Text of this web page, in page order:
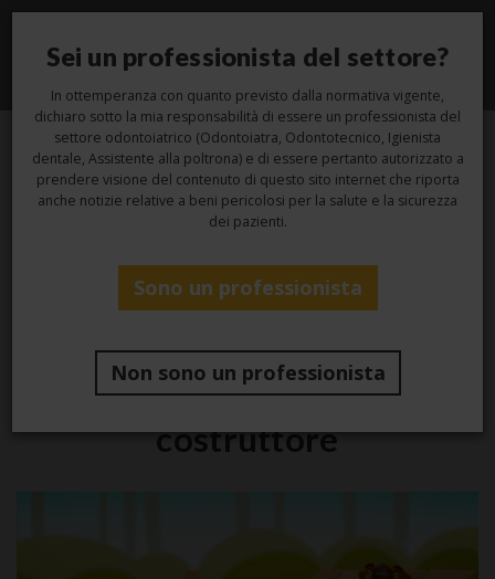
Toggle
23
Ago
Igiene,Laboratorio,Studio
Get ready to impress with
Zhermack! – Il castoro
costruttore
Sei un professionista del settore?
In ottemperanza con quanto previsto dalla normativa vigente,
dichiaro sotto la mia responsabilità di essere un professionista del
settore odontoiatrico (Odontoiatra, Odontotecnico, Igienista
dentale, Assistente alla poltrona) e di essere pertanto autorizzato a
prendere visione del contenuto di questo sito internet che riporta
anche notizie relative a beni pericolosi per la salute e la sicurezza
dei pazienti.
Sono un professionista
Non sono un professionista